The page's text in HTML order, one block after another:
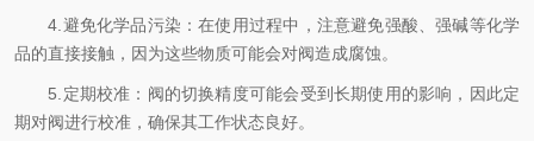
4.避免化学品污染：在使用过程中，注意避免强酸、强碱等化学
品的直接接触，因为这些物质可能会对阀造成腐蚀。
5.定期校准：阀的切换精度可能会受到长期使用的影响，因此定
期对阀进行校准，确保其工作状态良好。